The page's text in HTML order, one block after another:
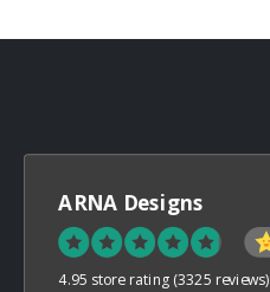
ARNA Designs
4.95 store rating (3325 reviews)